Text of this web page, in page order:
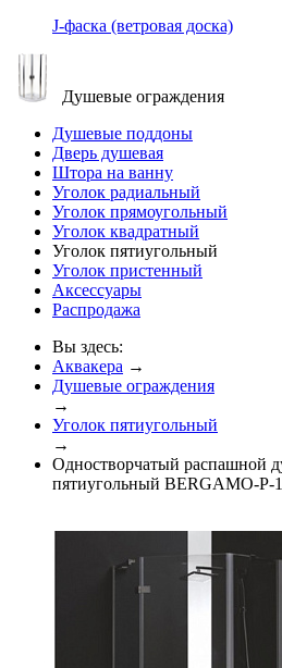
J-фаска (ветровая доска)
Душевые ограждения
Душевые поддоны
Дверь душевая
Штора на ванну
Уголок радиальный
Уголок прямоугольный
Уголок квадратный
Уголок пятиугольный
Уголок пристенный
Аксессуары
Распродажа
Вы здесь:
Аквакера →
Душевые ограждения
→
Уголок пятиугольный
→
Одностворчатый распашной
пятиугольный BERGAMO-P-